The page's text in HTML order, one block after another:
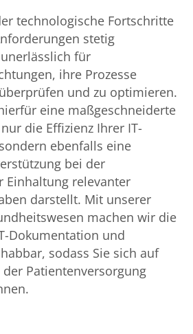
technologische Fortschritte
stetig
für
ihre Prozesse
und zu optimieren.
eine maßgeschneiderte
die Effizienz Ihrer IT-
ebenfalls eine
bei der
Einhaltung relevanter
darstellt. Mit unserer
machen wir die
Dokumentation und
sodass Sie sich auf
Patientenversorgung